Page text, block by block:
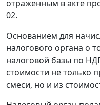
отраженным в акте
02.
Основанием для
налогового органа о
налоговой базы по
стоимости не только
смеси, но и из